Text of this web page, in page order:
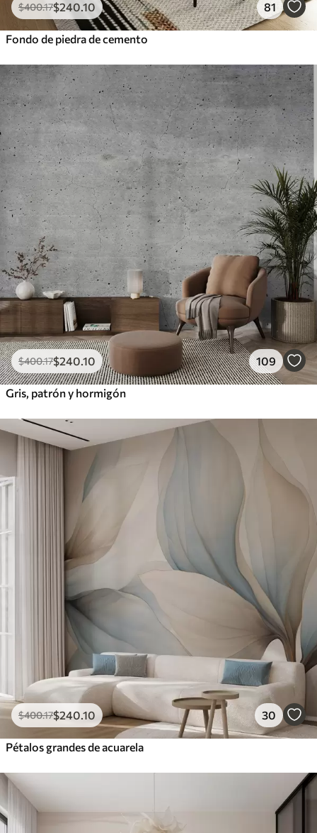
$400.17$240 .10 81
Fondo de piedra de cemento
$400.17$240 .10 109
Gris, patrón y hormigón
$400.17$240 .10 30
Pétalos grandes de acuarela